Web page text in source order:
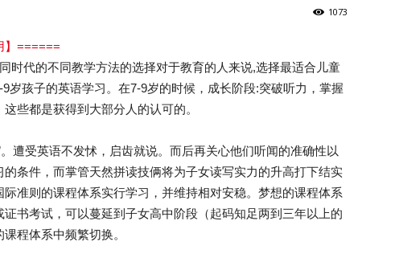
1073
】======
时代的不同教学方法的选择对于教育的人来说,选择最适合儿童
岁孩子的英语学习。在7-9岁的时候，成长阶段:突破听力，掌握
些都是获得到大部分人的认可的。
受英语不发怵，启齿就说。而后再关心他们听闻的准确性以
条件，而掌管天然拼读技俩将为子女读写实力的升高打下结实
准则的课程体系实行学习，并维持相对安稳。梦想的课程体系
书考试，可以蔓延到子女高中阶段（起码知足两到三年以上的
程体系中频繁切换。